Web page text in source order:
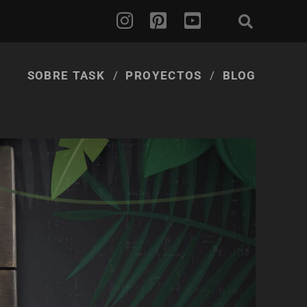
SOBRE TASK PROYECTOS BLOG